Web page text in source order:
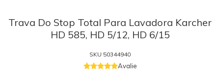
Trava Do Stop Total Para Lavadora Karcher
HD 585, HD 5/12, HD 6/15
SKU 50344940
Avalie